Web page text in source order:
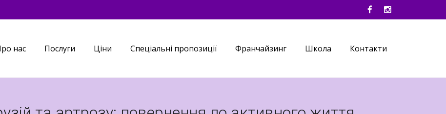
нас Послуги Ціни Спеціальні пропозиції Франчайзинг Школа Контакти